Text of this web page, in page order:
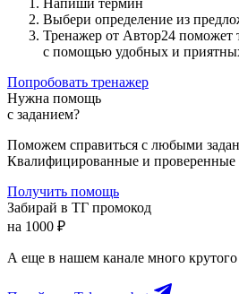
Напиши термин
Выбери определение из
Тренажер от Автор24 поможет
с помощью удобных и
Попробовать тренажер
Нужна помощь
с заданием?
Поможем справиться с любыми
Квалифицированные и проверенные
Получить помощь
Забирай в ТГ промокод
на 1000 ₽
А еще в нашем канале много крутого